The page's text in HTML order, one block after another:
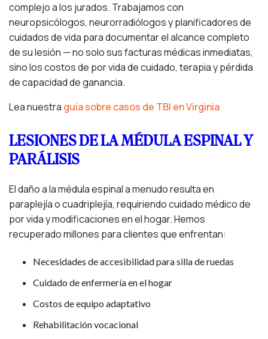
complejo a los jurados. Trabajamos con
neuropsicólogos, neurorradiólogos y planificadores de
cuidados de vida para documentar el alcance completo
de su lesión — no solo sus facturas médicas inmediatas,
sino los costos de por vida de cuidado, terapia y pérdida
de capacidad de ganancia.
Lea nuestra guía sobre casos de TBI en Virginia
LESIONES DE LA MÉDULA ESPINAL Y
PARÁLISIS
El daño a la médula espinal a menudo resulta en
paraplejía o cuadriplejía, requiriendo cuidado médico de
por vida y modificaciones en el hogar. Hemos
recuperado millones para clientes que enfrentan:
Necesidades de accesibilidad para silla de ruedas
Cuidado de enfermería en el hogar
Costos de equipo adaptativo
Rehabilitación vocacional